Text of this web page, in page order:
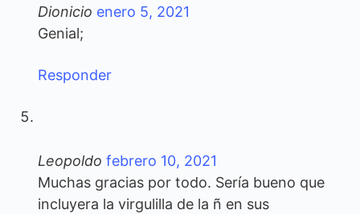
Dionicio enero 5, 2021
Genial;
Responder
Leopoldo febrero 10, 2021
Muchas gracias por todo. Sería bueno que
incluyera la virgulilla de la ñ en sus